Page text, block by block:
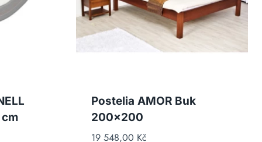
Postelia AMOR Buk
200×200
19 548,00 Kč